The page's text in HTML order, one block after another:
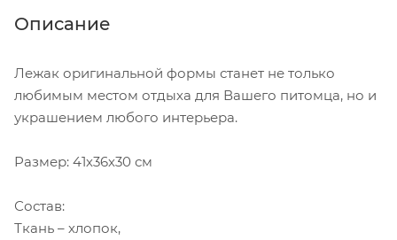
Описание
Лежак оригинальной формы станет не только
любимым местом отдыха для Вашего питомца, но и
украшением любого интерьера.
Размер: 41х36х30 см
Состав:
Ткань – хлопок,